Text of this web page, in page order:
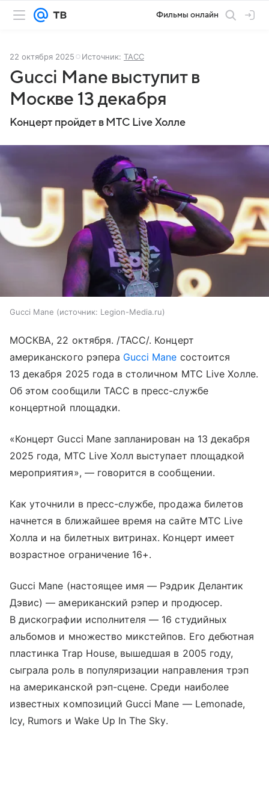
Фильмы онлайн
22 октября 2025 Источник: ТАСС
Gucci Mane выступит в
Москве 13 декабря
Концерт пройдет в МТС Live Холле
Gucci Mane источник: Legion-Media.ru
МОСКВА, 22 октября. /ТАСС/. Концерт
американского рэпера Gucci Mane состоится
13 декабря 2025 года в столичном МТС Live Холле.
Об этом сообщили ТАСС в пресс-службе
концертной площадки.
«Концерт Gucci Mane запланирован на 13 декабря
2025 года, МТС Live Холл выступает площадкой
мероприятия», — говорится в сообщении.
Как уточнили в пресс-службе, продажа билетов
начнется в ближайшее время на сайте МТС Live
Холла и на билетных витринах. Концерт имеет
возрастное ограничение 16+.
Gucci Mane (настоящее имя — Рэдрик Делантик
Дэвис) — американский рэпер и продюсер.
В дискографии исполнителя — 16 студийных
альбомов и множество микстейпов. Его дебютная
пластинка Trap House, вышедшая в 2005 году,
сыграла роль в популяризации направления трэп
на американской рэп-сцене. Среди наиболее
известных композиций Gucci Mane — Lemonade,
Icy, Rumors и Wake Up In The Sky.